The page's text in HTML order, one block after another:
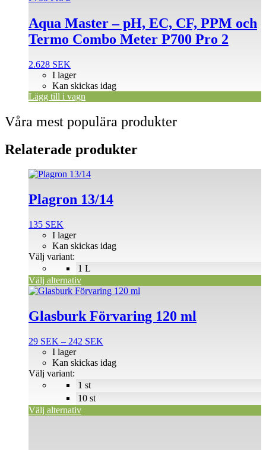
Aqua Master – pH, EC, CF, PPM och
Termo Combo Meter P700 Pro 2
2.628 SEK
I lager
Kan skickas idag
Lägg till i vagn
Våra mest populära produkter
Relaterade produkter
Plagron 13/14
135 SEK
1 L
I lager
Kan skickas idag
Välj variant:
Välj alternativ
Den
produkten
har
varianter.
olika
alternativen
väljas
på
Glasburk Förvaring 120 ml
29 SEK – 242 SEK
till
1 st
10 st
I lager
Kan skickas idag
Välj variant:
Välj alternativ
Den
produkten
har
varianter.
olika
alternativen
på
produktsidan